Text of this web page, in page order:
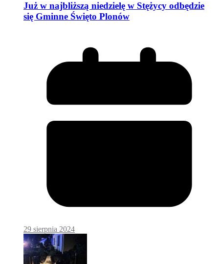
Już w najbliższą niedzielę w Stężycy odbędzie
się Gminne Święto Plonów
29 sierpnia 2024